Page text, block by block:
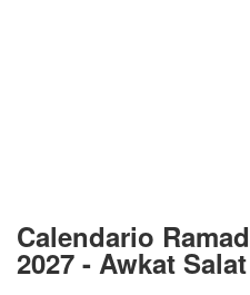
Calendario
2027 - Awkat Salat